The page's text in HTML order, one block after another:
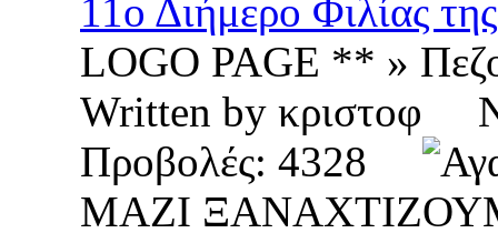
11ο Διήμερο Φιλίας
LOGO PAGE ** »
Written by κριστοφ
Προβολές: 4328
ΜΑΖΙ